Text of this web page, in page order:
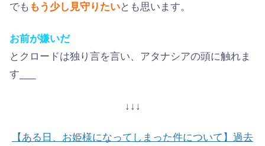
でも もう少し見守りたいとも思います。
お前が嫌いだ
とクロードは独り言を言い、アタナシアの頭に触れま
す___
↓↓↓
【ある日、お姫様になってしまった件について】過去